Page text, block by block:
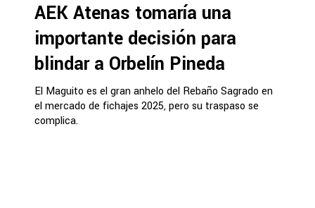
AEK Atenas tomaría una
importante decisión para
blindar a Orbelín Pineda
El Maguito es el gran anhelo del Rebaño Sagrado en
el mercado de fichajes 2025, pero su traspaso se
complica.